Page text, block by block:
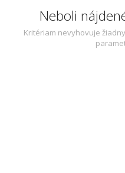
Neboli
Kritériam nevyhovuje